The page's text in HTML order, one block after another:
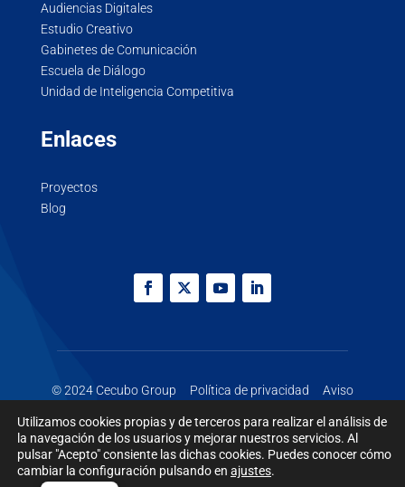
Audiencias Digitales
Estudio Creativo
Gabinetes de Comunicación
Escuela de Diálogo
Unidad de Inteligencia Competitiva
Enlaces
Proyectos
Blog
© 2024 Cecubo Group Política de privacidad
Aviso
Utilizamos cookies propias y de terceros para realizar el análisis de
la navegación de los usuarios y mejorar nuestros servicios. Al
pulsar "Acepto" consiente las dichas cookies. Puedes conocer cómo
cambiar la configuración pulsando en ajustes.